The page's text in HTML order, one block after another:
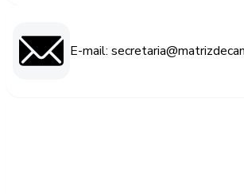
E-mail: